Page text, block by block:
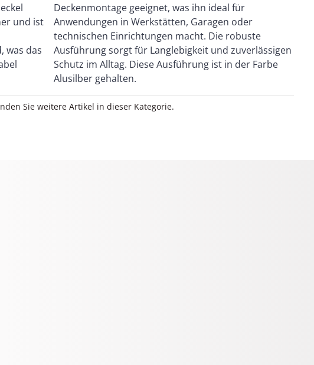
und ist
was das
für
oder
Alusilber gehalten.
Sie weitere Artikel in dieser Kategorie.